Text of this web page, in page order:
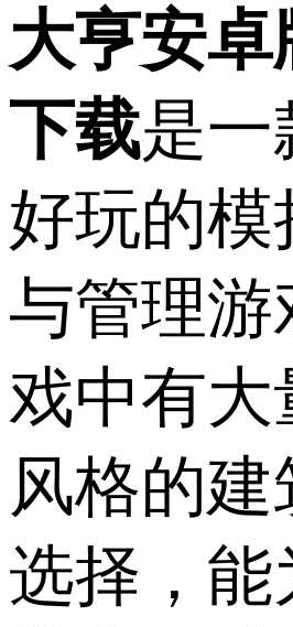
大亨安
下载是一
好玩的模
与管理游
戏中有大
风格的
选择，能